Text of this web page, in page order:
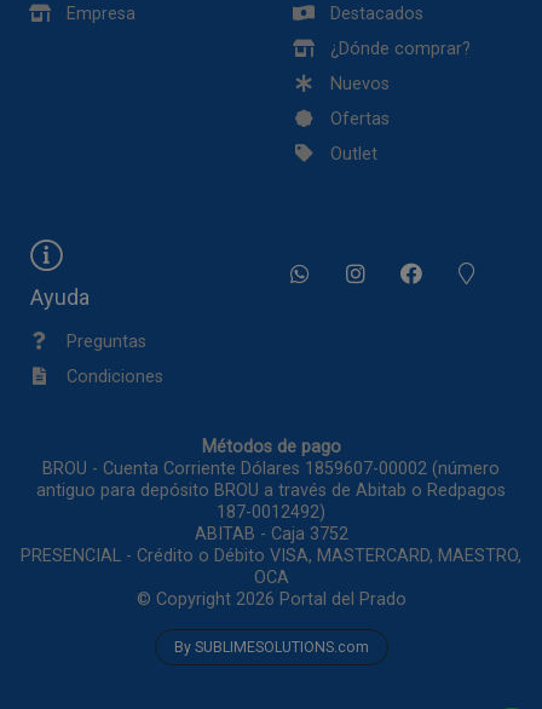
Empresa
Destacados
¿Dónde comprar?
Nuevos
Ofertas
Outlet
Ayuda
Preguntas
Condiciones
Métodos de pago
BROU - Cuenta Corriente Dólares 1859607-00002 (número
antiguo para depósito BROU a través de Abitab o Redpagos
187-0012492)
ABITAB - Caja 3752
PRESENCIAL - Crédito o Débito VISA, MASTERCARD, MAESTRO,
OCA
© Copyright 2026 Portal del Prado
By SUBLIMESOLUTIONS.com